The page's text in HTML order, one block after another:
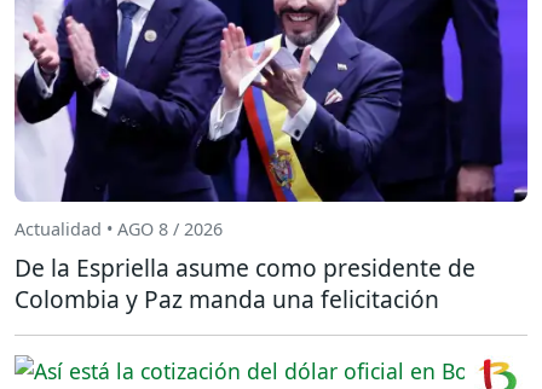
Actualidad • AGO 8 / 2026
De la Espriella asume como presidente de
Colombia y Paz manda una felicitación